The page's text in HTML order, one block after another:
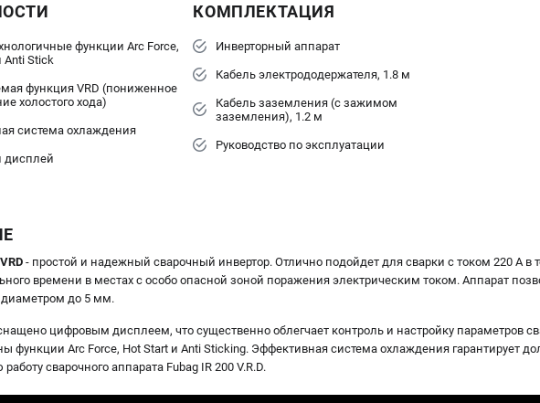
функции Arc Force,
Anti Stick
функция VRD (пониженное
холостого хода)
система охлаждения
дисплей
КОМПЛЕКТАЦИЯ
Инверторный аппарат
Кабель электрододержателя, 1.8 м
Кабель заземления (с зажимом
заземления), 1.2 м
Руководство по эксплуатации
- простой и надежный сварочный инвертор. Отлично подойдет для сварки с током 220 А в
времени в местах с особо опасной зоной поражения электрическим током. Аппарат
до 5 мм.
цифровым дисплеем, что существенно облегчает контроль и настройку параметров
функции Arc Force, Hot Start и Anti Sticking. Эффективная система охлаждения гарантирует
сварочного аппарата Fubag IR 200 V.R.D.